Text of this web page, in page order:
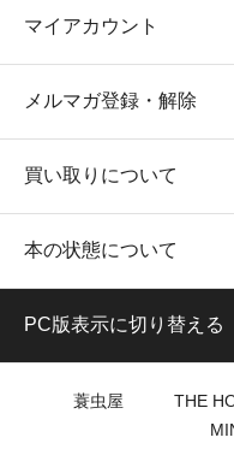
マイアカウント
メルマガ登録・解除
買い取りについて
本の状態について
PC版表示に切り替える
蓑虫屋 THE